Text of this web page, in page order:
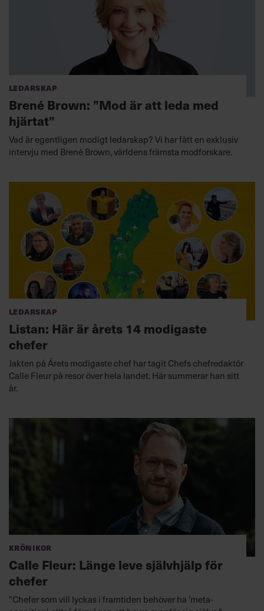
Ledarskap
Brené Brown: ”Mod är att leda med
hjärtat”
Vad är egentligen modigt ledarskap? Vi har fått en exklusiv
intervju med Brené Brown, världens främsta modforskare.
Ledarskap
Listan: Här är årets 14 modigaste
chefer
Jakten på Årets modigaste chef har tagit Chefs chefredaktör
Calle Fleur på resor över hela landet. Här summerar han sitt
år.
Krönikor
Calle Fleur: Länge leve självhjälp för
chefer
”Chefer som vill lyckas i framtiden behöver ha 'meta-